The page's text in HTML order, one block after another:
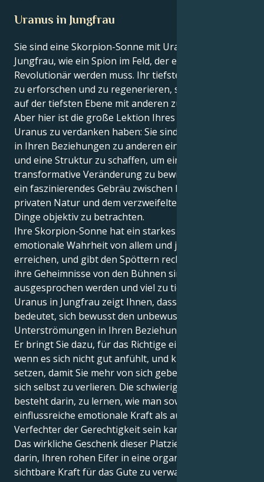
Uranus in Jungfrau
Sie sind eine Skorpion-Sonne mit Uranus in
Jungfrau, wie ein Spion im Feld, der ein bewusster
Revolutionär werden muss. Ihr tiefster Instinkt ist es,
zu erforschen und zu regenerieren, sich emotional
auf der tiefsten Ebene mit anderen zu verbinden.
Aber hier ist die große Lektion Ihres Lebens, die Sie
Uranus zu verdanken haben: Sie sind dazu bestimmt,
in Ihren Beziehungen zu anderen ein Gleichgewicht
und eine Struktur zu schaffen, um eine
transformative Veränderung zu bewirken. Dies ist
ein faszinierendes Gebräu zwischen Ihrer intensiven
privaten Natur und dem verzweifelten Bedürfnis, die
Dinge objektiv zu betrachten.
Ihre Skorpion-Sonne hat ein starkes Verlangen, die
emotionale Wahrheit von allem und jedem zu
erreichen, und gibt den Spöttern recht, indem sie
ihre Geheimnisse von den Bühnen singt, die selten
ausgesprochen werden und viel zu tief sind. Ihr
Uranus in Jungfrau zeigt Ihnen, dass sicher sein
bedeutet, sich bewusst den unbewussten
Unterströmungen in Ihren Beziehungen zu stellen.
Er bringt Sie dazu, für das Richtige einzutreten, auch
wenn es sich nicht gut anfühlt, und klare Grenzen zu
setzen, damit Sie mehr von sich geben können, ohne
sich selbst zu verlieren. Die schwierige Aufgabe
besteht darin, zu lernen, wie man sowohl eine
einflussreiche emotionale Kraft als auch ein
Verfechter der Gerechtigkeit sein kann.
Das wirkliche Geschenk dieser Platzierung besteht
darin, Ihren rohen Eifer in eine organisierte,
sichtbare Kraft für das Gute zu verwandeln. Sie